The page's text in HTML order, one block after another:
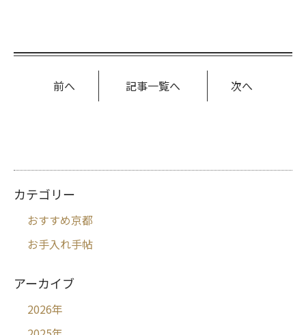
前へ 次へ
記事一覧へ
カテゴリー
おすすめ京都
お手入れ手帖
アーカイブ
2026年